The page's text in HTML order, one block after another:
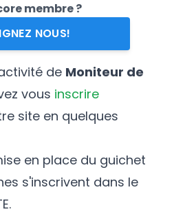
membre ?
NOUS!
de Moniteur de
vous inscrire
site en quelques
en place du guichet
s'inscrivent dans le